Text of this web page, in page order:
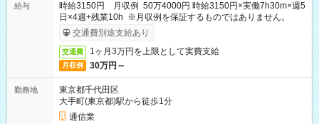
給与
時給3150円 月収例 50万4000円 時給3150円×実働7h30m×週5
日×4週+残業10h ※月収例を保証するものではありません。
交通費別途支給あり
交通費 1ヶ月3万円を上限として実費支給
月収例 30万円～
勤務地
東京都千代田区
大手町(東京都)駅から徒歩1分
通信業